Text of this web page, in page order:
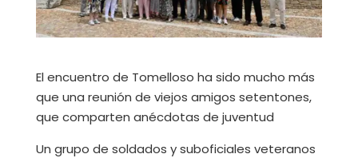
El encuentro de Tomelloso ha sido mucho más
que una reunión de viejos amigos setentones,
que comparten anécdotas de juventud
Un grupo de soldados y suboficiales veteranos